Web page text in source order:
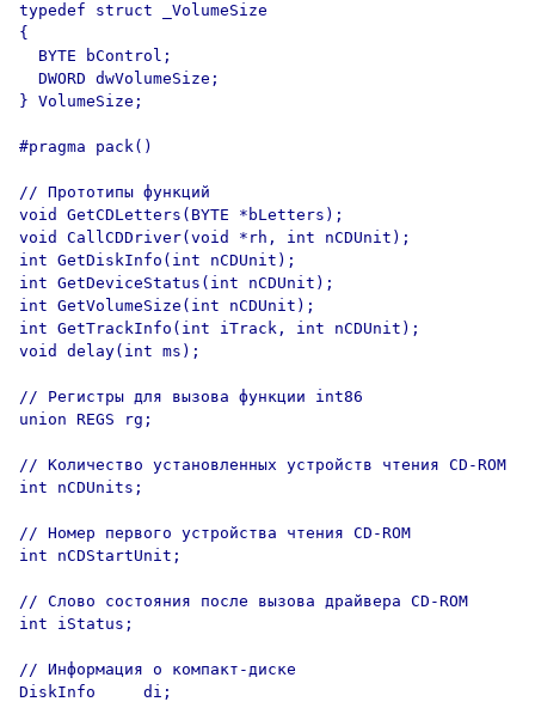
typedef struct _VolumeSize
{
  BYTE bControl;
  DWORD dwVolumeSize;
} VolumeSize;
#pragma pack()
// Прототипы функций
void GetCDLetters(BYTE *bLetters);
void CallCDDriver(void *rh, int nCDUnit);
int GetDiskInfo(int nCDUnit);
int GetDeviceStatus(int nCDUnit);
int GetVolumeSize(int nCDUnit);
int GetTrackInfo(int iTrack, int nCDUnit);
void delay(int ms);
// Регистры для вызова функции int86
union REGS rg;
// Количество установленных устройств чтения CD-ROM
int nCDUnits;
// Номер первого устройства чтения CD-ROM
int nCDStartUnit;
// Слово состояния после вызова драйвера CD-ROM
int iStatus;
// Информация о компакт-диске
DiskInfo     di;